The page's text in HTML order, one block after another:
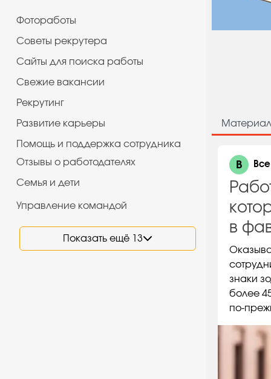
Фотоработы
Советы рекрутера
Сайты для поиска работы
Cвежие вакансии
Рекрутинг
Развитие карьеры
Помощь и поддержка сотрудника
Отзывы о работодателях
Семья и дети
Управление командой
Показать ещё 13
В
в
знаки
более
по-